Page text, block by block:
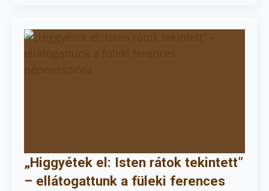
„Higgyétek el: Isten rátok tekintett”
– ellátogattunk a füleki ferences